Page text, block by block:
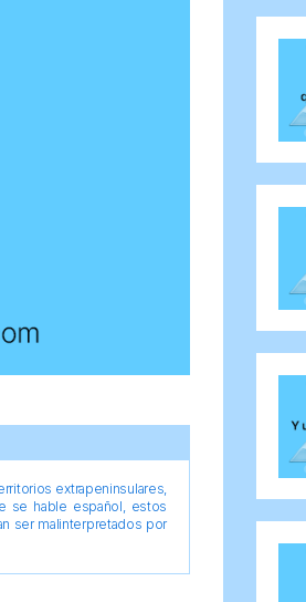
extrapeninsulares,
se hable español, estos
ser malinterpretados por